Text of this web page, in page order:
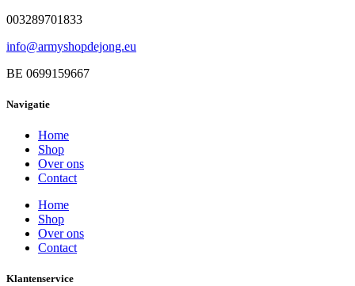
003289701833
info@armyshopdejong.eu
BE 0699159667
Navigatie
Home
Shop
Over ons
Contact
Home
Shop
Over ons
Contact
Klantenservice